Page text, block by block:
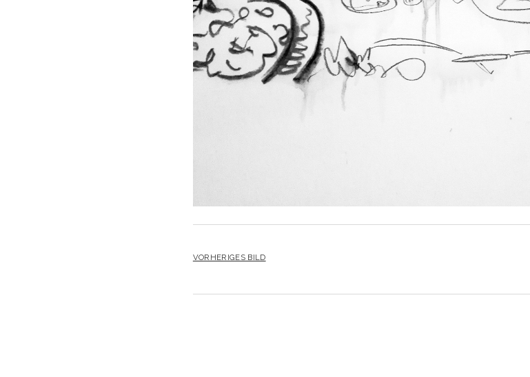
VORHERIGES BILD